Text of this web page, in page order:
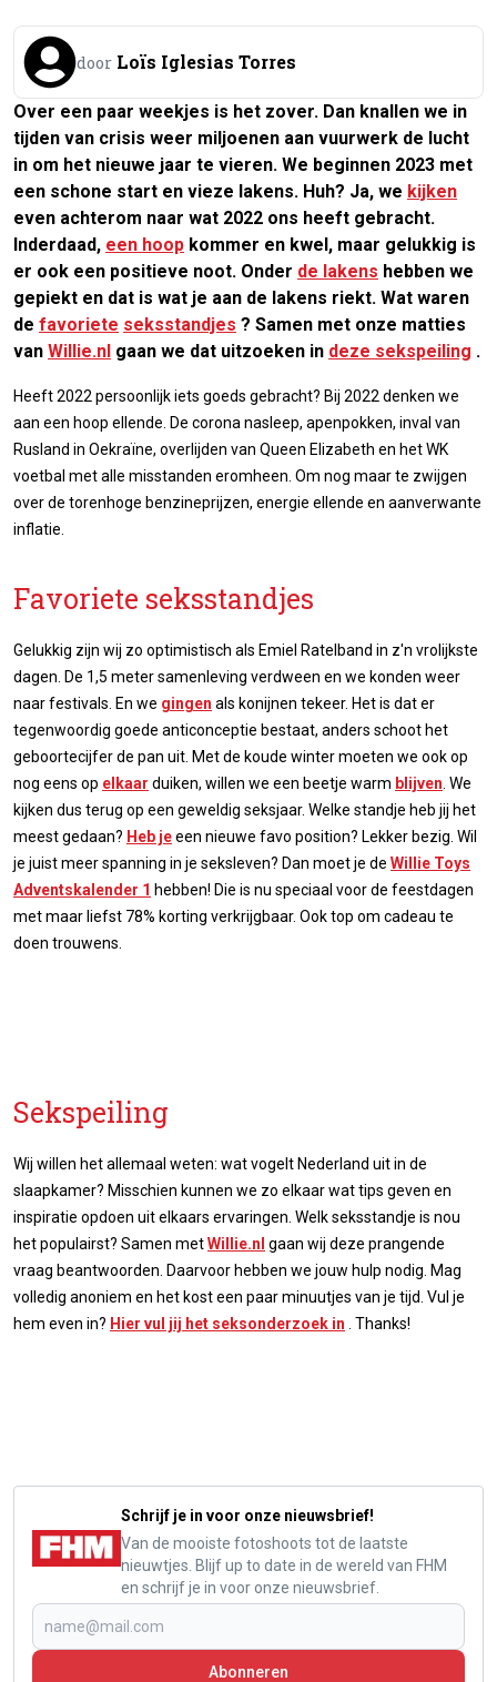
door Loïs Iglesias Torres
Over een paar weekjes is het zover. Dan knallen we in
tijden van crisis weer miljoenen aan vuurwerk de lucht
in om het nieuwe jaar te vieren. We beginnen 2023 met
een schone start en vieze lakens. Huh? Ja, we kijken
even achterom naar wat 2022 ons heeft gebracht.
Inderdaad, een hoop kommer en kwel, maar gelukkig is
er ook een positieve noot. Onder de lakens hebben we
gepiekt en dat is wat je aan de lakens riekt. Wat waren
de favoriete seksstandjes ? Samen met onze matties
van Willie.nl gaan we dat uitzoeken in deze sekspeiling .
Heeft 2022 persoonlijk iets goeds gebracht? Bij 2022 denken we
aan een hoop ellende. De corona nasleep, apenpokken, inval van
Rusland in Oekraïne, overlijden van Queen Elizabeth en het WK
voetbal met alle misstanden eromheen. Om nog maar te zwijgen
over de torenhoge benzineprijzen, energie ellende en aanverwante
inflatie.
Favoriete seksstandjes
Gelukkig zijn wij zo optimistisch als Emiel Ratelband in z'n vrolijkste
dagen. De 1,5 meter samenleving verdween en we konden weer
naar festivals. En we gingen als konijnen tekeer. Het is dat er
tegenwoordig goede anticonceptie bestaat, anders schoot het
geboortecijfer de pan uit. Met de koude winter moeten we ook op
nog eens op elkaar duiken, willen we een beetje warm blijven . We
kijken dus terug op een geweldig seksjaar. Welke standje heb jij het
meest gedaan? Heb jeeen nieuwe favo position? Lekker bezig. Wil
je juist meer spanning in je seksleven? Dan moet je de Willie Toys
Adventskalender 1 hebben! Die is nu speciaal voor de feestdagen
met maar liefst 78% korting verkrijgbaar. Ook top om cadeau te
doen trouwens.
Sekspeiling
Wij willen het allemaal weten: wat vogelt Nederland uit in de
slaapkamer? Misschien kunnen we zo elkaar wat tips geven en
inspiratie opdoen uit elkaars ervaringen. Welk seksstandje is nou
het populairst? Samen metWillie.nl gaan wij deze prangende
vraag beantwoorden. Daarvoor hebben we jouw hulp nodig. Mag
volledig anoniem en het kost een paar minuutjes van je tijd. Vul je
hem even in? Hier vul jij het seksonderzoek in . Thanks!
Schrijf je in voor onze nieuwsbrief!
Van de mooiste fotoshoots tot de laatste
nieuwtjes. Blijf up to date in de wereld van FHM
en schrijf je in voor onze nieuwsbrief.
Abonneren